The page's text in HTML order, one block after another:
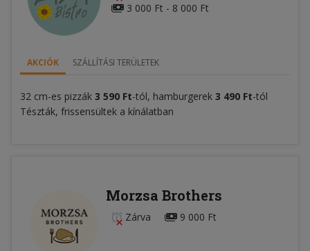
3 000 Ft - 8 000 Ft
AKCIÓK SZÁLLÍTÁSI TERÜLETEK
32 cm-es pizzák 3 590 Ft-tól, hamburgerek 3 490 Ft-tól
Tészták, frissensültek a kínálatban
Morzsa Brothers
Zárva 9 000 Ft